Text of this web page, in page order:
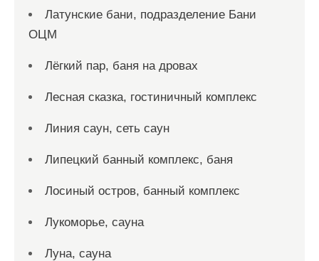
Латунские бани, подразделение Бани
ОЦМ
Лёгкий пар, баня на дровах
Лесная сказка, гостиничный комплекс
Линия саун, сеть саун
Липецкий банный комплекс, баня
Лосиный остров, банный комплекс
Лукоморье, сауна
Луна, сауна